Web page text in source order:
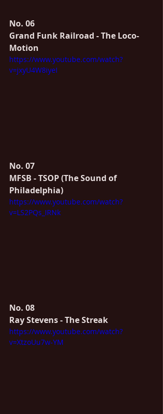
No. 06
Grand Funk Railroad - The Loco-
Motion
https://www.youtube.com/watch?
v=jxyU4W8iyeI
No. 07
MFSB - TSOP (The Sound of
Philadelphia)
https://www.youtube.com/watch?
v=LS2PQs_IRNk
No. 08
Ray Stevens - The Streak
https://www.youtube.com/watch?
v=XtzoUu7w-YM